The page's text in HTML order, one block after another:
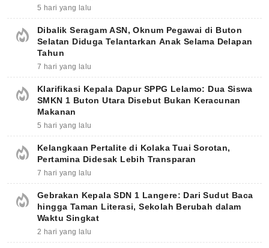
5 hari yang lalu
Dibalik Seragam ASN, Oknum Pegawai di Buton
Selatan Diduga Telantarkan Anak Selama Delapan
Tahun
7 hari yang lalu
Klarifikasi Kepala Dapur SPPG Lelamo: Dua Siswa
SMKN 1 Buton Utara Disebut Bukan Keracunan
Makanan
5 hari yang lalu
Kelangkaan Pertalite di Kolaka Tuai Sorotan,
Pertamina Didesak Lebih Transparan
7 hari yang lalu
Gebrakan Kepala SDN 1 Langere: Dari Sudut Baca
hingga Taman Literasi, Sekolah Berubah dalam
Waktu Singkat
2 hari yang lalu